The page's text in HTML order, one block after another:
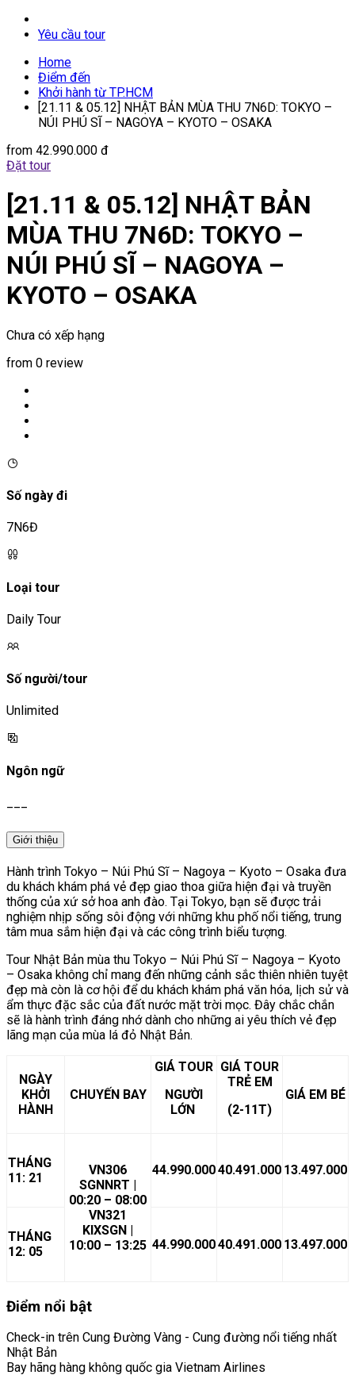
Yêu cầu tour
Home
Điểm đến
Khởi hành từ TP.HCM
[21.11 & 05.12] NHẬT BẢN MÙA THU 7N6D: TOKYO –
NÚI PHÚ SĨ – NAGOYA – KYOTO – OSAKA
from 42.990.000 đ
Đặt tour
[21.11 & 05.12] NHẬT BẢN
MÙA THU 7N6D: TOKYO –
NÚI PHÚ SĨ – NAGOYA –
KYOTO – OSAKA
Chưa có xếp hạng
from 0 review
Số ngày đi
7N6Đ
Loại tour
Daily Tour
Số người/tour
Unlimited
Ngôn ngữ
Giới thiệu
Hành trình Tokyo – Núi Phú Sĩ – Nagoya – Kyoto – Osaka đưa
du khách khám phá vẻ đẹp giao thoa giữa hiện đại và truyền
thống của xứ sở hoa anh đào. Tại Tokyo, bạn sẽ được trải
nghiệm nhịp sống sôi động với những khu phố nổi tiếng, trung
tâm mua sắm hiện đại và các công trình biểu tượng.
Tour Nhật Bản mùa thu Tokyo – Núi Phú Sĩ – Nagoya – Kyoto
– Osaka không chỉ mang đến những cảnh sắc thiên nhiên tuyệt
đẹp mà còn là cơ hội để du khách khám phá văn hóa, lịch sử và
ẩm thực đặc sắc của đất nước mặt trời mọc. Đây chắc chắn
sẽ là hành trình đáng nhớ dành cho những ai yêu thích vẻ đẹp
lãng mạn của mùa lá đỏ Nhật Bản.
NGÀY
KHỞI
HÀNH
CHUYẾN BAY
GIÁ TOUR
NGƯỜI
LỚN
GIÁ TOUR
TRẺ EM
(2-11T)
GIÁ EM BÉ
THÁNG
11: 21
VN306
SGNNRT |
00:20 – 08:00
VN321
KIXSGN |
10:00 – 13:25
44.990.00040.491.000 13.497.000
THÁNG
12: 05
44.990.00040.491.000 13.497.000
Điểm nổi bật
Check-in trên Cung Đường Vàng - Cung đường nổi tiếng nhất
Nhật Bản
Bay hãng hàng không quốc gia Vietnam Airlines